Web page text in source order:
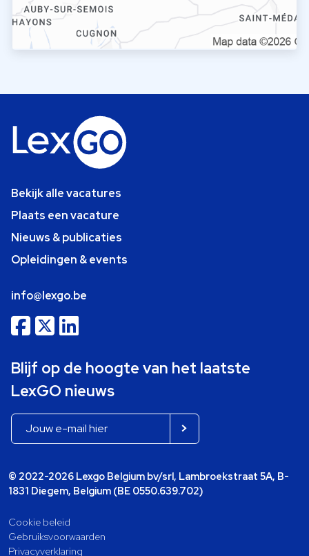
Bekijk alle vacatures
Plaats een vacature
Nieuws & publicaties
Opleidingen & events
info@lexgo.be
Blijf op de hoogte van het laatste
LexGO nieuws
© 2022-2026 Lexgo Belgium bv/srl, Lambroekstraat 5A, B-
1831 Diegem, Belgium (BE 0550.639.702)
Cookie beleid
Gebruiksvoorwaarden
Privacyverklaring